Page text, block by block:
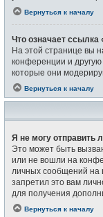
Вернуться к началу
Что означает
На этой странице вы
конференции и
которые они
Вернуться к началу
Я не могу отправить
Это может быть
или не вошли на
личных сообщений на
запретил это вам
для получения
Вернуться к началу